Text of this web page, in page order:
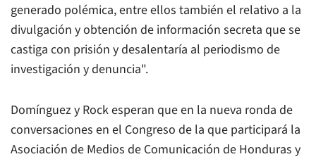
generado polémica, entre ellos también el relativo a la
divulgación y obtención de información secreta que se
castiga con prisión y desalentaría al periodismo de
investigación y denuncia".
Domínguez y Rock esperan que en la nueva ronda de
conversaciones en el Congreso de la que participará la
Asociación de Medios de Comunicación de Honduras y